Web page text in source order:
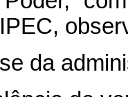
da